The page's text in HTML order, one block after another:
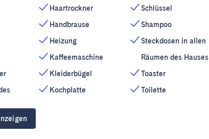
Haartrockner
Handbrause
Heizung
Kaffeemaschine
Kleiderbügel
Kochplatte
Schlüssel
Shampoo
Steckdosen in allen
Räumen des Hauses
Toaster
Toilette